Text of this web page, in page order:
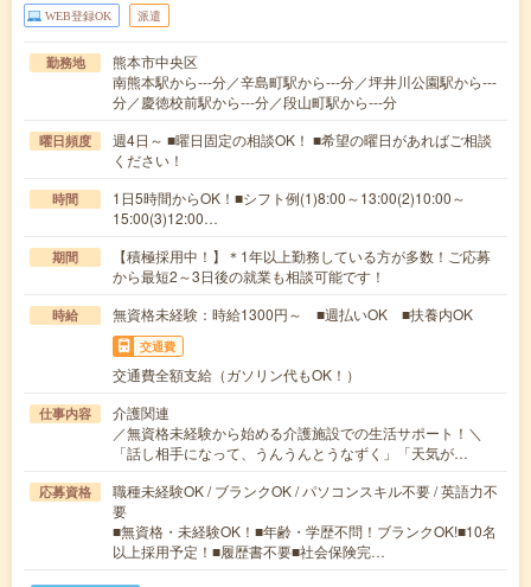
WEB登録OK 派遣
勤務地
熊本市中央区
南熊本駅から---分／辛島町駅から---分／坪井川公園駅から---
分／慶徳校前駅から---分／段山町駅から---分
曜日頻度
週4日～ ■曜日固定の相談OK！ ■希望の曜日があればご相談
ください！
時間
1日5時間からOK！■シフト例(1)8:00～13:00(2)10:00～
15:00(3)12:00…
期間
【積極採用中！】＊1年以上勤務している方が多数！ご応募
から最短2～3日後の就業も相談可能です！
時給 無資格未経験：時給1300円～ ■週払いOK ■扶養内OK
交通費
交通費全額支給（ガソリン代もOK！）
仕事内容
介護関連
／無資格未経験から始める介護施設での生活サポート！＼
「話し相手になって、うんうんとうなずく」「天気が…
応募資格
職種未経験OK / ブランクOK / パソコンスキル不要 / 英語力不
要
■無資格・未経験OK！■年齢・学歴不問！ブランクOK!■10名
以上採用予定！■履歴書不要■社会保険完…